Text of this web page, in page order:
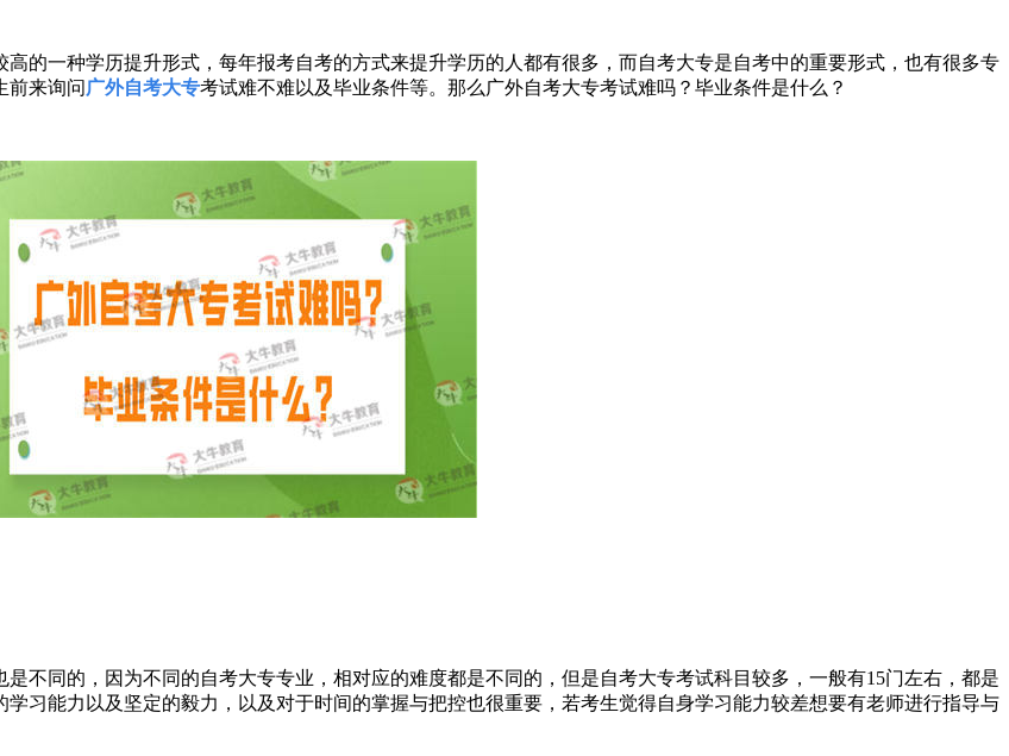
的一种学历提升形式，每年报考自考的方式来提升学历的人都有很多，而自考大专是自考中的重要形式，也有很多专
前来询问 广外自考大专考试难不难以及毕业条件等。那么广外自考大专考试难吗？毕业条件是什么？
不同的，因为不同的自考大专专业，相对应的难度都是不同的，但是自考大专考试科目较多，一般有15门左右，都是
习能力以及坚定的毅力，以及对于时间的掌握与把控也很重要，若考生觉得自身学习能力较差想要有老师进行指导与